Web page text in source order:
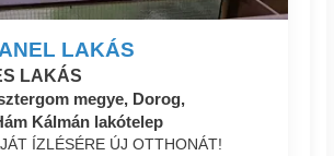
LAKÁS
LAKÁS
megye, Dorog,
Kálmán lakótelep
ÍZLÉSÉRE ÚJ OTTHONÁT!